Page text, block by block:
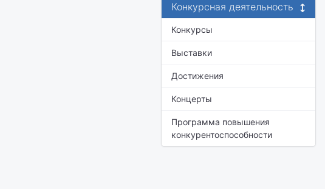
Конкурсная деятельность
Конкурсы
Выставки
Достижения
Концерты
Программа повышения
конкурентоспособности